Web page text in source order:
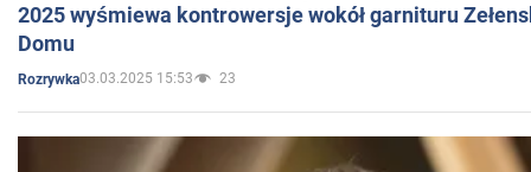
2025 wyśmiewa kontrowersje wokół garnituru
Domu
Rozrywka03.03.2025 15:53 23